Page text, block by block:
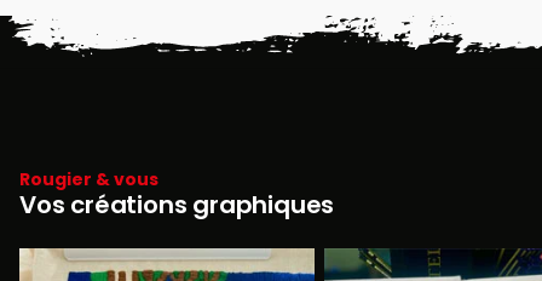
Rougier & vous
Vos créations graphiques